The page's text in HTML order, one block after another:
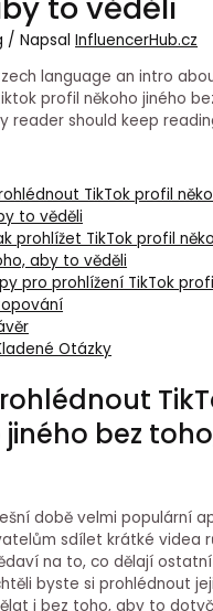
to věděli
/ NapsalInfluencerHub.cz
language an intro
profil někoho jiného
reader should keep
TikTok profil
to věděli
prohlížet TikTok profil
aby to věděli
pro prohlížení TikTok
Otázky
bez
době velmi populární
sdílet krátké videa
na to, co dělají
byste si prohlédnout
i bez toho, aby to